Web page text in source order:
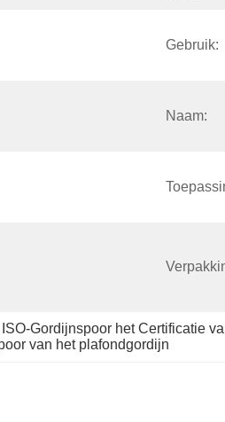
Gebruik:
Naam:
ISO-Gordijnspoor het Certificatie
van het plafondgordijn